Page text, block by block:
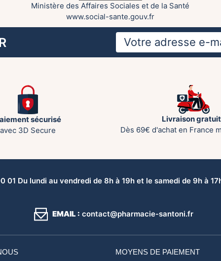
Ministère des Affaires Sociales et de la Santé
www.social-sante.gouv.fr
sécurisé
avec 3D Secure
Livraison
Dès 69€ d'achat en France
01 Du lundi au vendredi de 8h à 19h et le samedi de 9h à
EMAIL : contact@pharmacie-santoni.fr
MOYENS DE PAIEMENT